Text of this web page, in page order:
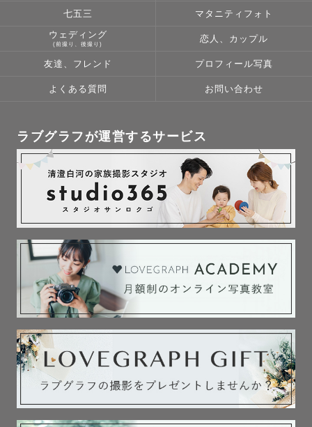
ご依頼していただいた撮影は、全て商業撮影となります。
このような撮影は撮影許可の確認が必要になります。
原則ゲスト様ご自身で確認をしていただいているので、外
へご確認をよろしくお願いいたします。(日時や申請料の確
認なども)
●昼夜問わず、外でのロケーション撮影(公園、神社仏閣、
街、屋外施設、海、川、山、高原など)
⇒撮影可能・撮影不可は場所によりけり。場所により撮影
許可の申請必要。撮影許可料金・撮影初穂料も場所により
発生。
●屋内(飲食店、施設や学校、レンタルスタジオなど。ご自
宅は除く)撮影
⇒撮影可能・撮影不可は場所によりけり。場所により撮影
許可の申請必要。撮影許可料金も場所により発生。施設使
用料やカメラマンの入場料もゲスト様にご負担いただいて
おります。
ご了承のほどよろしくお願い申し上げます。
七五三 マタニティフォト
ウェディング
(前撮り、後撮り)
恋人、カップル
友達、フレンド プロフィール写真
よくある質問 お問い合わせ
ラブグラフが運営するサービス